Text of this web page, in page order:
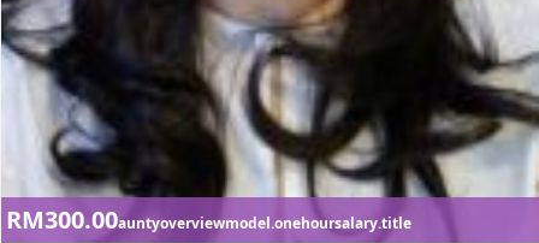
RM300.00auntyoverviewmodel.onehoursalary.title